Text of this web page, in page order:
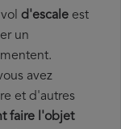
d'escale est
un
avez
et d'autres
faire l'objet